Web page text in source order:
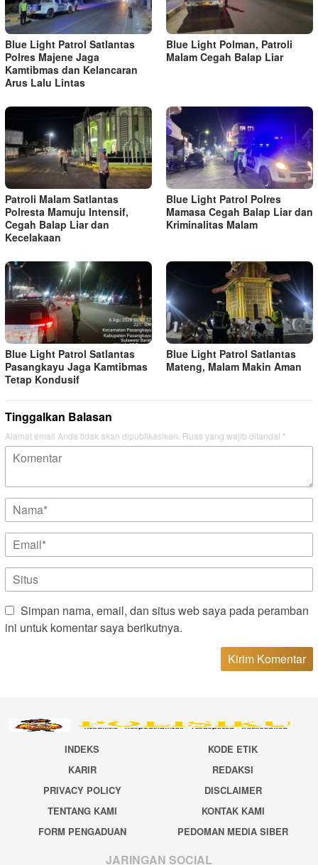
Blue Light Patrol Satlantas
Polres Majene Jaga
Kamtibmas dan Kelancaran
Arus Lalu Lintas
Blue Light Polman, Patroli
Malam Cegah Balap Liar
Patroli Malam Satlantas
Polresta Mamuju Intensif,
Cegah Balap Liar dan
Kecelakaan
Blue Light Patrol Polres
Mamasa Cegah Balap Liar dan
Kriminalitas Malam
Blue Light Patrol Satlantas
Pasangkayu Jaga Kamtibmas
Tetap Kondusif
Blue Light Patrol Satlantas
Mateng, Malam Makin Aman
Tinggalkan Balasan
Alamat email Anda tidak akan dipublikasikan. Ruas yang wajib ditandai *
Simpan nama, email, dan situs web saya pada peramban
ini untuk komentar saya berikutnya.
INDEKS
KODE ETIK
KARIR
REDAKSI
PRIVACY POLICY
DISCLAIMER
TENTANG KAMI
KONTAK KAMI
FORM PENGADUAN
PEDOMAN MEDIA SIBER
JARINGAN SOCIAL